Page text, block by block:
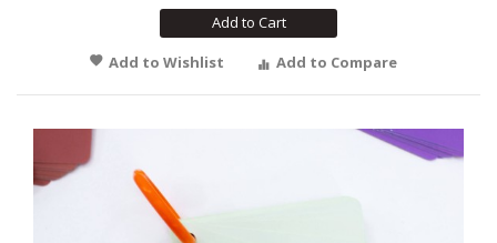
Add to Cart
Add to Wishlist
Add to Compare